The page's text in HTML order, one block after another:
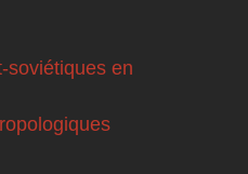
soviétiques en